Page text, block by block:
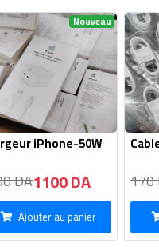
Nouveau
iPhone-50W
DA1100 DA
Ajouter au panier
170